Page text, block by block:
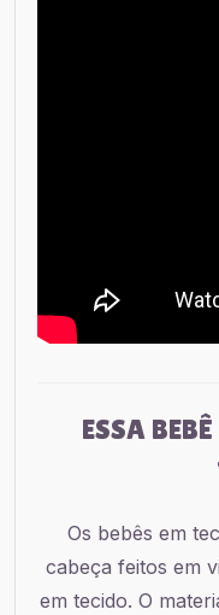
ESSA
Os bebês em
cabeça feitos em
em tecido. O